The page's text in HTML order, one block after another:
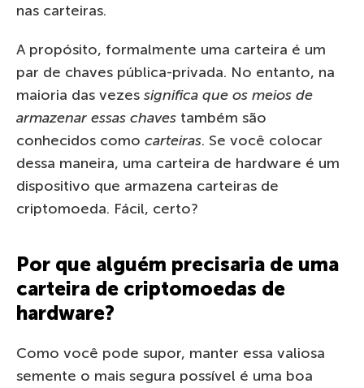
nas carteiras.
A propósito, formalmente uma carteira é um
par de chaves pública-privada. No entanto, na
maioria das vezes significa que os meios de
armazenar essas chaves também são
conhecidos como carteiras. Se você colocar
dessa maneira, uma carteira de hardware é um
dispositivo que armazena carteiras de
criptomoeda. Fácil, certo?
Por que alguém precisaria de uma
carteira de criptomoedas de
hardware?
Como você pode supor, manter essa valiosa
semente o mais segura possível é uma boa